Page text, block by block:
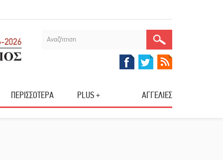
ΠΕΡΙΣΣΟΤΕΡΑ PLUS + ΑΓΓΕΛΙΕΣ